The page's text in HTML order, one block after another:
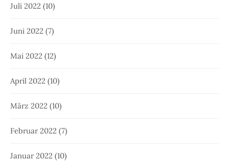
Juli 2022 (10)
Juni 2022 (7)
Mai 2022 (12)
April 2022 (10)
März 2022 (10)
Februar 2022 (7)
Januar 2022 (10)